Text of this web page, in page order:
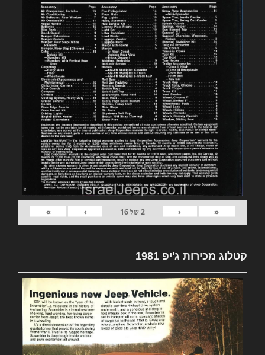
«
‹
2של16
›
»
קטלוג מכירות ג'יפ 1981